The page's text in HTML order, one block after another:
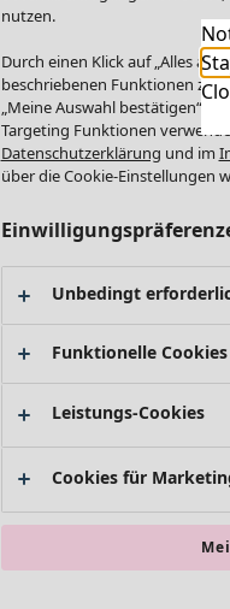
nutzen.
Durch einen Klick auf „Alles
beschriebenen Funktionen zu.
„Meine Auswahl bestätigen“.
Targeting Funktionen
Datenschutzerklärung und im
über die Cookie-Einstellungen
Unbedingt
Funktionelle Cookies
Leistungs-Cookies
Cookies für